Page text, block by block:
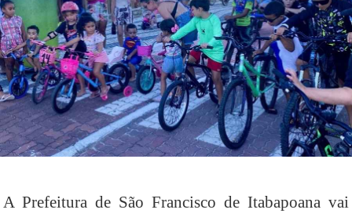
A Prefeitura de São Francisco de Itabapoana vai